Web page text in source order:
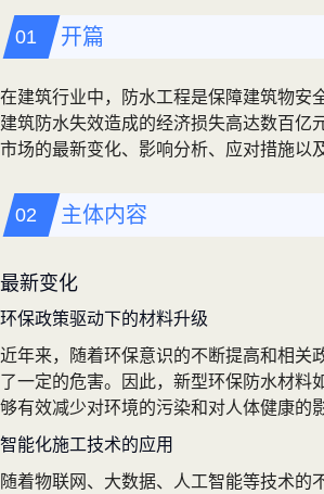
开篇
在建筑行业中，防水工程是保障建筑物安
建筑防水失效造成的经济损失高达数百亿
市场的最新变化、影响分析、应对措施以
主体内容
最新变化
环保政策驱动下的材料升级
近年来，随着环保意识的不断提高和相关
了一定的危害。因此，新型环保防水材料
够有效减少对环境的污染和对人体健康的
智能化施工技术的应用
随着物联网、大数据、人工智能等技术的